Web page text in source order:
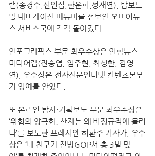
랩(송경수,신인섭,한운희,성재연), 탑보드
및 네비게이션 메뉴바를 선보인 오마이뉴
스 서비스국에 각각 돌아갔다.
인포그래픽스 부문 최우수상은 연합뉴스
미디어랩(전승엽, 임주현, 최성한, 김영
연), 우수상은 전자신문인터넷 컨텐츠본부
가 영예를 안았다.
또 온라인 탐사·기획보도 부문 최우수상은
‘위험의 양극화, 산재는 왜 비정규직에 몰리
나’를 보도한 프레시안 허환주 기자가, 우수
상은 ‘내 친구가 전방GOP서 총 3발 맞